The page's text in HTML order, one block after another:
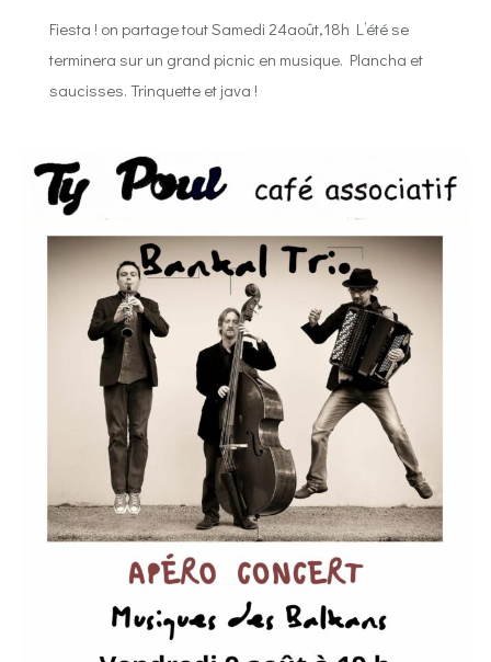
Fiesta ! on partage tout Samedi 24août,18h L’été se
terminera sur un grand picnic en musique. Plancha et
saucisses. Trinquette et java !